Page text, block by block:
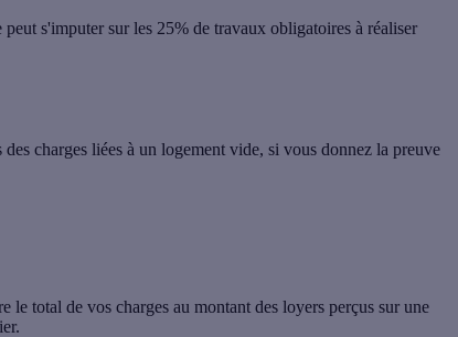
s'imputer sur les 25% de travaux obligatoires à réaliser
charges liées à un logement vide, si vous donnez la preuve
total de vos charges au montant des loyers perçus sur une